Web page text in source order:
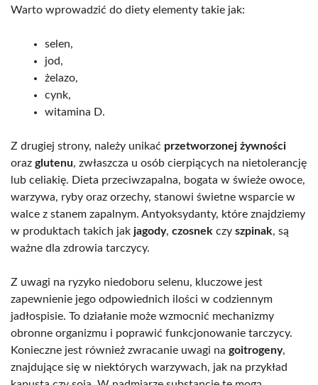
Warto wprowadzić do diety elementy takie jak:
selen,
jod,
żelazo,
cynk,
witamina D.
Z drugiej strony, należy unikać przetworzonej żywności
oraz glutenu, zwłaszcza u osób cierpiących na nietolerancję
lub celiakię. Dieta przeciwzapalna, bogata w świeże owoce,
warzywa, ryby oraz orzechy, stanowi świetne wsparcie w
walce z stanem zapalnym. Antyoksydanty, które znajdziemy
w produktach takich jak jagody, czosnek czy szpinak, są
ważne dla zdrowia tarczycy.
Z uwagi na ryzyko niedoboru selenu, kluczowe jest
zapewnienie jego odpowiednich ilości w codziennym
jadłospisie. To działanie może wzmocnić mechanizmy
obronne organizmu i poprawić funkcjonowanie tarczycy.
Konieczne jest również zwracanie uwagi na goitrogeny,
znajdujące się w niektórych warzywach, jak na przykład